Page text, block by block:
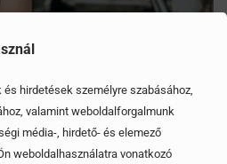
hirdetések személyre szabásához,
valamint weboldalforgalmunk
média-, hirdető- és elemező
weboldalhasználatra vonatkozó
fogjuk a fejünket